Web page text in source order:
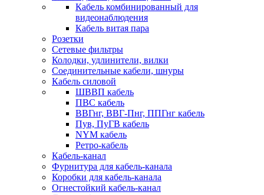
Кабель комбинированный для
видеонаблюдения
Кабель витая пара
Розетки
Сетевые фильтры
Колодки, удлинители, вилки
Соединительные кабели, шнуры
Кабель силовой
ШВВП кабель
ПВС кабель
ВВГнг, ВВГ-Пнг, ППГнг кабель
Пув, ПуГВ кабель
NYM кабель
Ретро-кабель
Кабель-канал
Фурнитура для кабель-канала
Коробки для кабель-канала
Огнестойкий кабель-канал